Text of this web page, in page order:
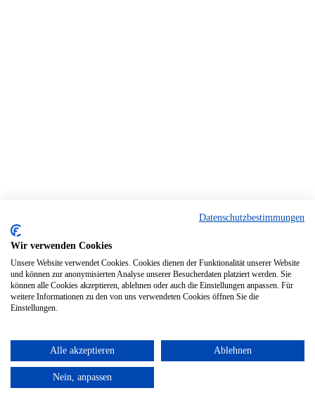
Datenschutzbestimmungen
Wir verwenden Cookies
Unsere Website verwendet Cookies. Cookies dienen der Funktionalität unserer Website
und können zur anonymisierten Analyse unserer Besucherdaten platziert werden. Sie
können alle Cookies akzeptieren, ablehnen oder auch die Einstellungen anpassen. Für
weitere Informationen zu den von uns verwendeten Cookies öffnen Sie die
Einstellungen.
Alle akzeptieren Ablehnen
Nein, anpassen